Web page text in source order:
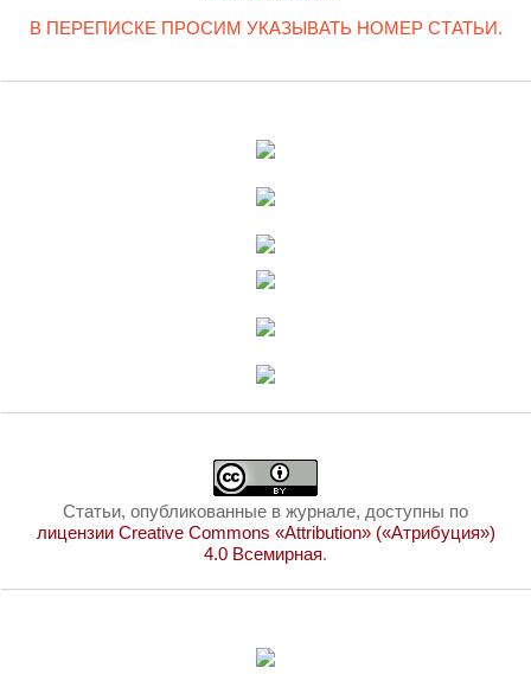
В ПЕРЕПИСКЕ ПРОСИМ УКАЗЫВАТЬ НОМЕР СТАТЬИ.
Статьи, опубликованные в журнале, доступны по
лицензии Creative Commons «Attribution» («Атрибуция»)
4.0 Всемирная.